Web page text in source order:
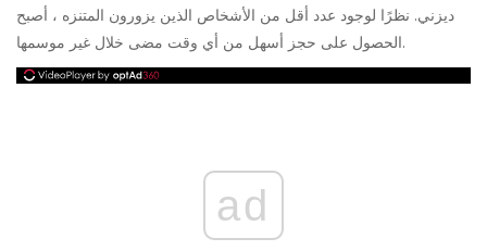
ديزني. نظرًا لوجود عدد أقل من الأشخاص الذين يزورون المتنزه ، أصبح
الحصول على حجز أسهل من أي وقت مضى خلال غير موسمها.
ad